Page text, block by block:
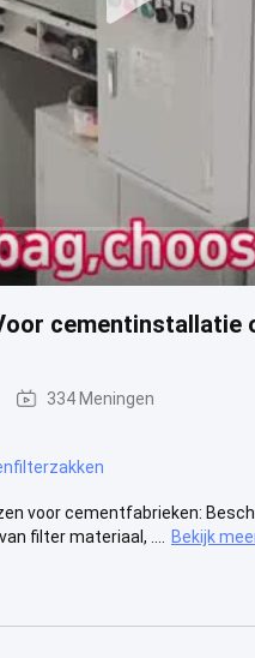
cementinstallatie
334 Meningen
voor cementfabrieken:
filter materiaal, ....
Bekijk